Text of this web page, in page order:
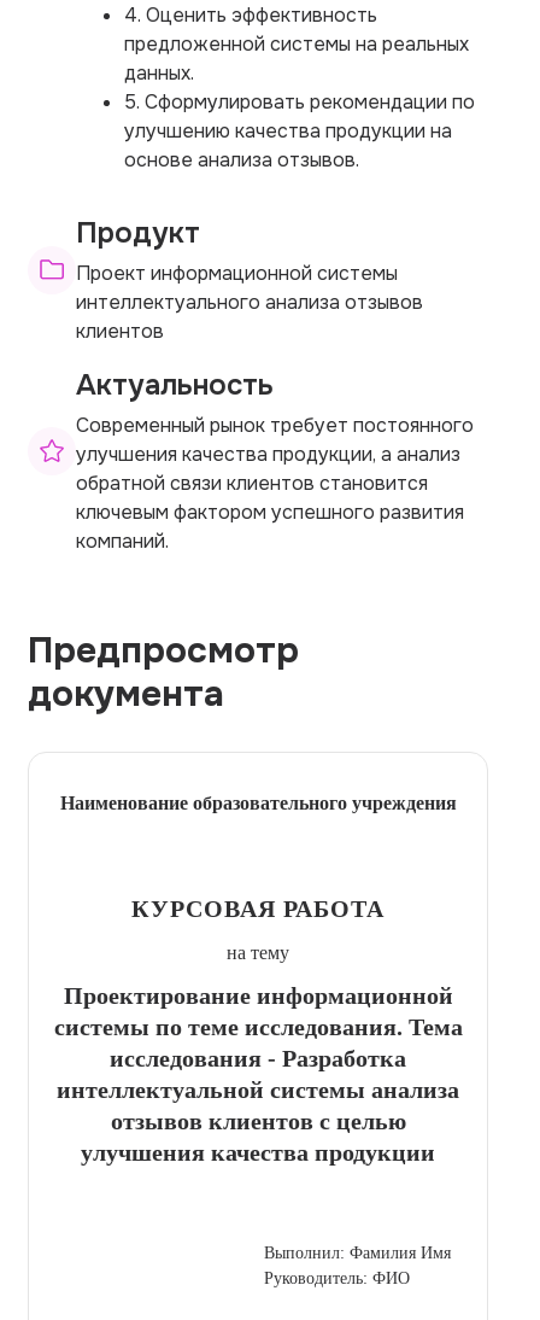
4. Оценить эффективность
предложенной системы на реальных
данных.
5. Сформулировать рекомендации по
улучшению качества продукции на
основе анализа отзывов.
Продукт
Проект информационной системы
интеллектуального анализа отзывов
клиентов
Актуальность
Современный рынок требует постоянного
улучшения качества продукции, а анализ
обратной связи клиентов становится
ключевым фактором успешного развития
компаний.
Предпросмотр
документа
Наименование образовательного учреждения
КУРСОВАЯ РАБОТА
на тему
Проектирование информационной
системы по теме исследования. Тема
исследования - Разработка
интеллектуальной системы анализа
отзывов клиентов с целью
улучшения качества продукции
Выполнил: Фамилия Имя
Руководитель: ФИО